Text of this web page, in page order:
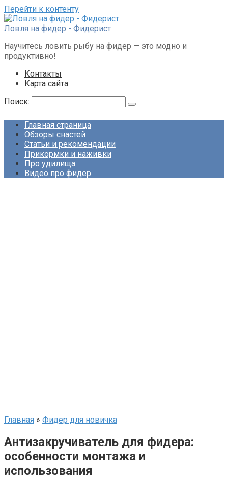
Перейти к контенту
Ловля на фидер - Фидерист
Научитесь ловить рыбу на фидер — это модно и
продуктивно!
Контакты
Карта сайта
Поиск:
Главная страница
Обзоры снастей
Статьи и рекомендации
Прикормки и наживки
Про удилища
Видео про фидер
Главная » Фидер для новичка
Антизакручиватель для фидера:
особенности монтажа и
использования